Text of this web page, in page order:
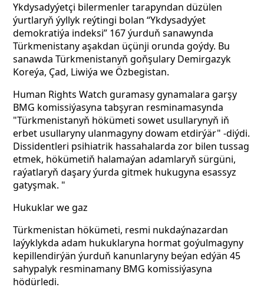
Ykdysadyýetçi bilermenler tarapyndan düzülen
ýurtlaryň ýyllyk reýtingi bolan “Ykdysadyýet
demokratiýa indeksi” 167 ýurduň sanawynda
Türkmenistany aşakdan üçünji orunda goýdy. Bu
sanawda Türkmenistanyň goňşulary Demirgazyk
Koreýa, Çad, Liwiýa we Özbegistan.
Human Rights Watch guramasy gynamalara garşy
BMG komissiýasyna tabşyran resminamasynda
"Türkmenistanyň hökümeti sowet usullarynyň iň
erbet usullaryny ulanmagyny dowam etdirýär" -diýdi.
Dissidentleri psihiatrik hassahalarda zor bilen tussag
etmek, hökümetiň halamaýan adamlaryň sürgüni,
raýatlaryň daşary ýurda gitmek hukugyna esassyz
gatyşmak. "
Hukuklar we gaz
Türkmenistan hökümeti, resmi nukdaýnazardan
laýyklykda adam hukuklaryna hormat goýulmagyny
kepillendirýän ýurduň kanunlaryny beýan edýän 45
sahypalyk resminamany BMG komissiýasyna
hödürledi.